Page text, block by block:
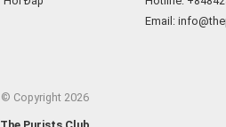
Email:
© Copyright 2026